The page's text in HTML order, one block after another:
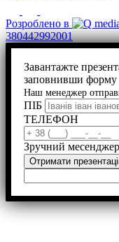
Розроблено в
380442992001
Завантажте
заповнивши форму
Наш менеджер
ПІБ
ТЕЛЕФОН
Зручний месенджер